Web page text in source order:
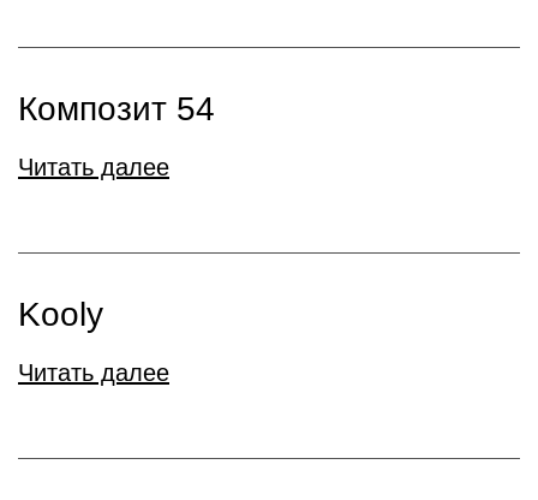
Композит 54
Читать далее
Kooly
Читать далее